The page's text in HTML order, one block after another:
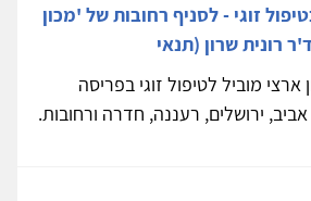
זוגי - לסניף רחובות של 'מכון
רונית שרון (תנאי
ארצי מוביל לטיפול זוגי בפריסה
ירושלים, רעננה, חדרה ורחובות.